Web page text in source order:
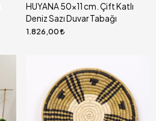
HUYANA 50x11 cm. Çift Katlı
Deniz Sazı Duvar Tabağı
1.826,00